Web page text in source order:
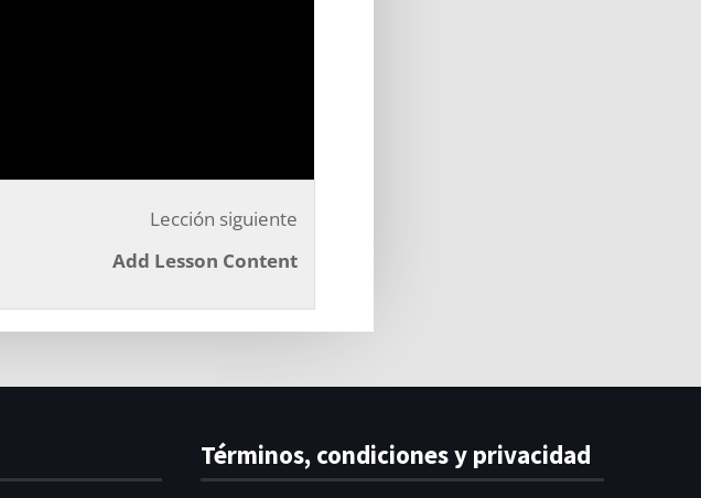
Lección siguiente
Add Lesson Content
Lesson
5
Create
Course.
Términos, condiciones y privacidad